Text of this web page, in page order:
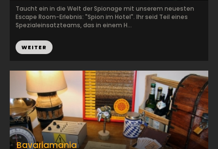
Taucht ein in die Welt der Spionage mit unserem neuesten
Escape Room-Erlebnis: "Spion im Hotel". Ihr seid Teil eines
Spezialeinsatzteams, das in einem H...
WEITER
Bavariamania